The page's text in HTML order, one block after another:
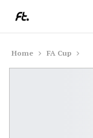
Home FA Cup